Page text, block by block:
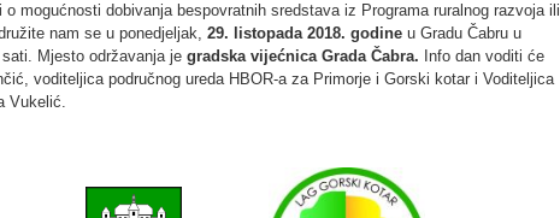
mogućnosti dobivanja bespovratnih sredstava iz Programa ruralnog razvoja ili
nam se u ponedjeljak, 29. listopada 2018. godine u Gradu Čabru u
Mjesto održavanja je gradska vijećnica Grada Čabra. Info dan voditi će
voditeljica područnog ureda HBOR-a za Primorje i Gorski kotar i Voditeljica
Vukelić.